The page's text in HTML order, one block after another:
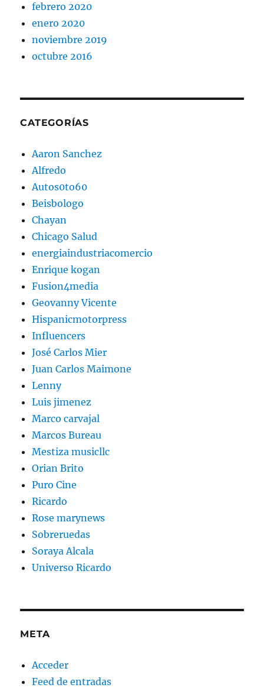
febrero 2020
enero 2020
noviembre 2019
octubre 2016
CATEGORÍAS
Aaron Sanchez
Alfredo
Autos0to60
Beisbologo
Chayan
Chicago Salud
energiaindustriacomercio
Enrique kogan
Fusion4media
Geovanny Vicente
Hispanicmotorpress
Influencers
José Carlos Mier
Juan Carlos Maimone
Lenny
Luis jimenez
Marco carvajal
Marcos Bureau
Mestiza musicllc
Orian Brito
Puro Cine
Ricardo
Rose marynews
Sobreruedas
Soraya Alcala
Universo Ricardo
META
Acceder
Feed de entradas